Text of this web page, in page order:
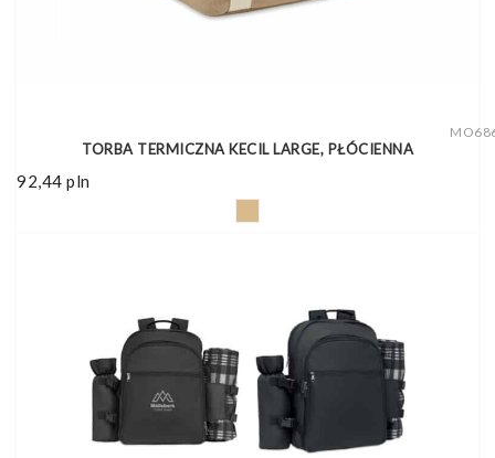
TORBA TERMICZNA KECIL LARGE, PŁÓCIENNA
92,44 pln